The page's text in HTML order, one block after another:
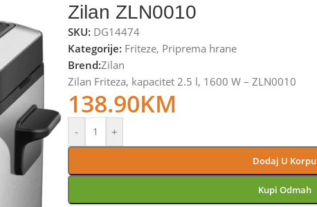
Zilan ZLN0010
SKU: DG14474
Kategorije: Friteze, Priprema hrane
Brend:Zilan
Zilan Friteza, kapacitet 2.5 l, 1600 W – ZLN0010
138.90KM
- +
Dodaj U Korpu
Kupi Odmah